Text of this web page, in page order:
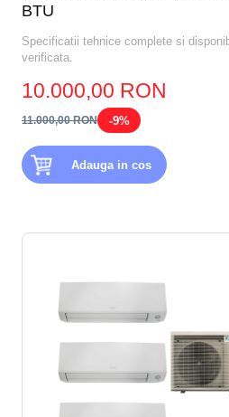
BTU
Specificatii tehnice complete si
verificata.
10.000,00 RON
11.000,00 RON -9%
Adauga in cos